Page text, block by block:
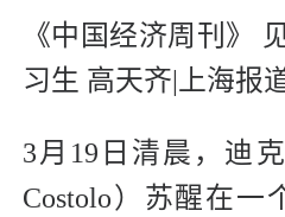
《中国经济周刊》
习生 高天齐|上海报
3月19日清晨，迪
Costolo）苏醒在一